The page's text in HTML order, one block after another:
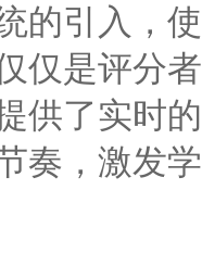
的引入，
仅是评分
供了实时
奏，激发